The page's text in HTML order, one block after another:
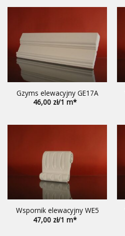
Gzyms elewacyjny GE17A
46,00
Wspornik elewacyjny WE5
47,00